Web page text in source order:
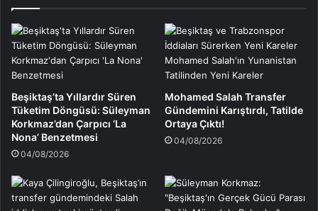
Beşiktaş’ta Yıllardır Süren
Tüketim Döngüsü: Süleyman
Korkmaz’dan Çarpıcı ‘La
Nona’ Benzetmesi
04/08/2026
Mohamed Salah Transfer
Gündemini Karıştırdı, Tatilde
Ortaya Çıktı!
04/08/2026